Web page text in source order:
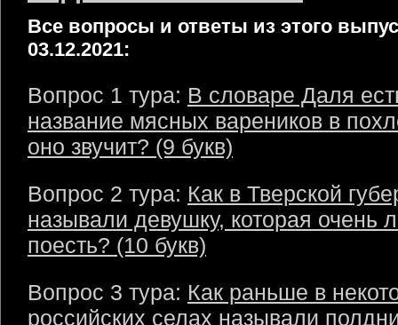
Все вопросы и ответы из этого
03.12.2021:
Вопрос 1 тура: В словаре Даля
название мясных вареников в
оно звучит? (9 букв)
Вопрос 2 тура: Как в Тверской
называли девушку, которая очень
поесть? (10 букв)
Вопрос 3 тура: Как раньше в
российских селах называли